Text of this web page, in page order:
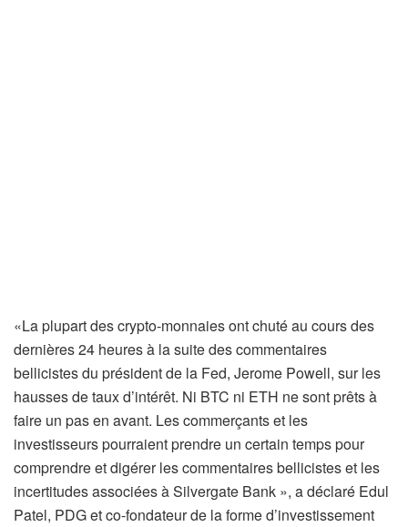
«La plupart des crypto-monnaies ont chuté au cours des
dernières 24 heures à la suite des commentaires
bellicistes du président de la Fed, Jerome Powell, sur les
hausses de taux d’intérêt. Ni BTC ni ETH ne sont prêts à
faire un pas en avant. Les commerçants et les
investisseurs pourraient prendre un certain temps pour
comprendre et digérer les commentaires bellicistes et les
incertitudes associées à Silvergate Bank », a déclaré Edul
Patel, PDG et co-fondateur de la forme d’investissement